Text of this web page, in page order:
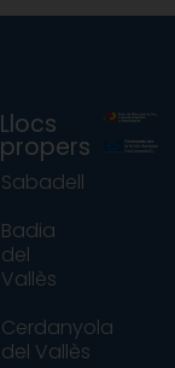
Llocs
propers
Sabadell
Badia
del
Vallès
Cerdanyola
del Vallès